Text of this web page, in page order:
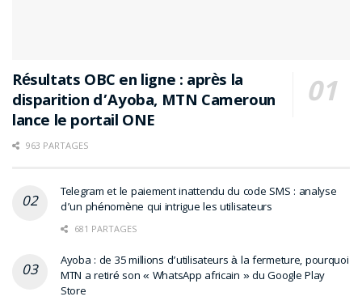
Résultats OBC en ligne : après la
disparition d’Ayoba, MTN Cameroun
lance le portail ONE
963 PARTAGES
Telegram et le paiement inattendu du code SMS : analyse
d’un phénomène qui intrigue les utilisateurs
681 PARTAGES
Ayoba : de 35 millions d’utilisateurs à la fermeture, pourquoi
MTN a retiré son « WhatsApp africain » du Google Play
Store